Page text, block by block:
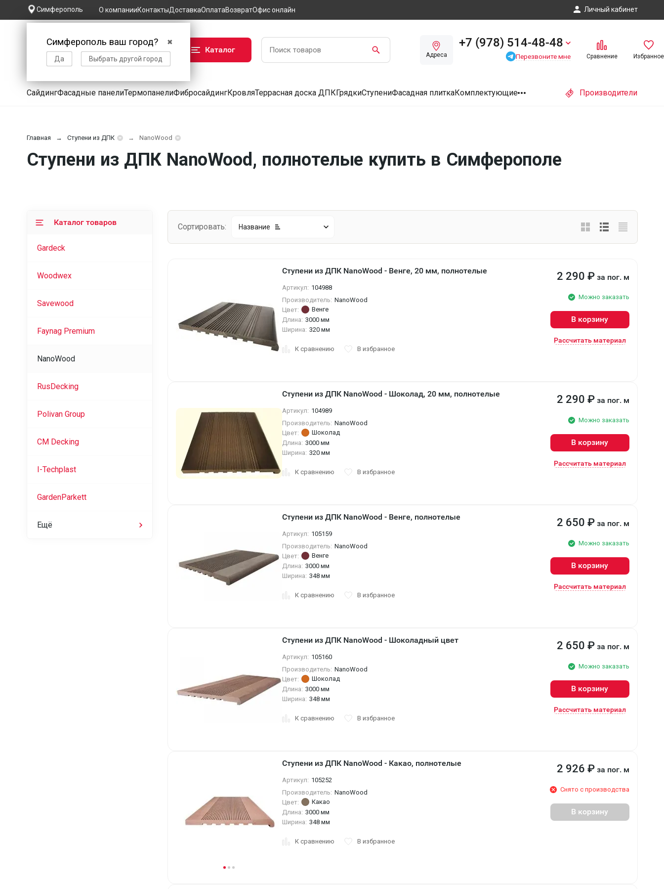
Симферополь
✖
Симферополь ваш город?
Да Выбрать другой город
О компанииКонтактыДоставкаОплатаВозвратОфис онлайн Личный кабинет
Каталог
Адреса
+7 (978) 514-48-48
Перезвоните мне Сравнение Избранное
СайдингФасадные панелиТермопанелиФибросайдингКровляТеррасная доска ДПКГрядкиСтупениФасадная плиткаКомплектующие Производители
Главная Ступени из ДПК NanoWood
Ступени из ДПК NanoWood, полнотелые купить в Симферополe
Сортировать: Название
Ступени из ДПК NanoWood - Венге, 20 мм, полнотелые
Артикул: 104988
Производитель: NanoWood
Цвет:
Венге
Длина: 3000 мм
Ширина: 320 мм
К сравнению В избранное
2 290 ₽ за пог. м
Можно заказать
В корзину
Рассчитать материал
Ступени из ДПК NanoWood - Шоколад, 20 мм, полнотелые
Артикул: 104989
Производитель: NanoWood
Цвет:
Шоколад
Длина: 3000 мм
Ширина: 320 мм
К сравнению В избранное
2 290 ₽ за пог. м
Можно заказать
В корзину
Рассчитать материал
Ступени из ДПК NanoWood - Венге, полнотелые
Артикул: 105159
Производитель: NanoWood
Цвет:
Венге
Длина: 3000 мм
Ширина: 348 мм
К сравнению В избранное
2 650 ₽ за пог. м
Можно заказать
В корзину
Рассчитать материал
Ступени из ДПК NanoWood - Шоколадный цвет
Артикул: 105160
Производитель: NanoWood
Цвет:
Шоколад
Длина: 3000 мм
Ширина: 348 мм
К сравнению В избранное
2 650 ₽ за пог. м
Можно заказать
В корзину
Рассчитать материал
Ступени из ДПК NanoWood - Какао, полнотелые
Артикул: 105252
Производитель: NanoWood
Цвет:
Какао
Длина: 3000 мм
Ширина: 348 мм
К сравнению В избранное
2 926 ₽ за пог. м
Снято с производства
В корзину
Каталог товаров
Gardeck
Woodwex
Savewood
Faynag Premium
NanoWood
RusDecking
Polivan Group
CM Decking
I-Techplast
GardenParkett
Ещё